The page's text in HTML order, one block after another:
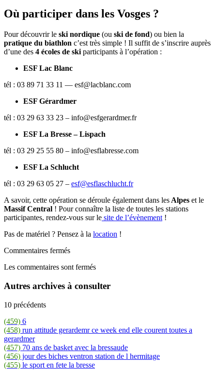
Où participer dans les Vosges ?
Pour découvrir le ski nordique (ou ski de fond) ou bien la
pratique du biathlon c’est très simple ! Il suffit de s’inscrire auprès
d’une des 4 écoles de ski participants à l’opération :
ESF Lac Blanc
tél : 03 89 71 33 11 — esf@lacblanc.com
ESF Gérardmer
tél : 03 29 63 33 23 – info@esfgerardmer.fr
ESF La Bresse – Lispach
tél : 03 29 25 55 80 – info@esflabresse.com
ESF La Schlucht
tél : 03 29 63 05 27 – esf@esflaschlucht.fr
A savoir, cette opération se déroule également dans les Alpes et le
Massif Central ! Pour connaître la liste de toutes les stations
participantes, rendez-vous sur le site de l’évènement !
Pas de matériel ? Pensez à la location !
Commentaires fermés
Les commentaires sont fermés
Autres archives à consulter
10 précédents
(459) 6
(458) run attitude gerardemr ce week end elle courent toutes a
gerardmer
(457) 70 ans de basket avec la bressaude
(456) jour des biches ventron station de l hermitage
(455) le sport en fete la bresse